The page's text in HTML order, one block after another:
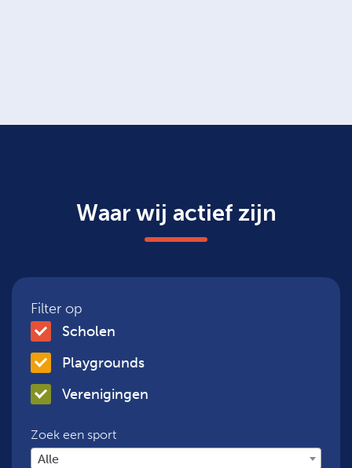
Waar wij actief zijn
Filter op
Scholen
Playgrounds
Verenigingen
Zoek een sport
Alle